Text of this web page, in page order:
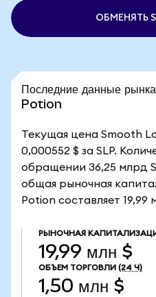
ОБМЕНЯТЬ
Последние данные
Potion
Текущая цена Smooth
0,000552 $ за SLP.
обращении 36,25 млрд
общая рыночная
Potion составляет 19,99
РЫНОЧНАЯ
19,99 млн $
ОБЪЕМ ТОРГОВЛИ (24 Ч)
1,50 млн $